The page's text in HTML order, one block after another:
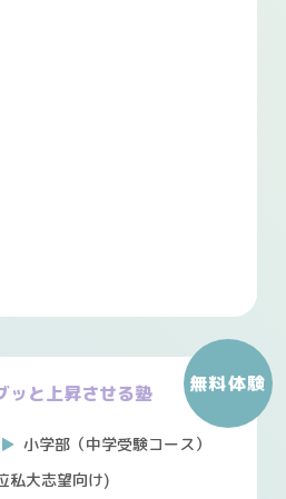
無料体験
ッと上昇させる塾
小学部（中学受験コース）
私大志望向け)